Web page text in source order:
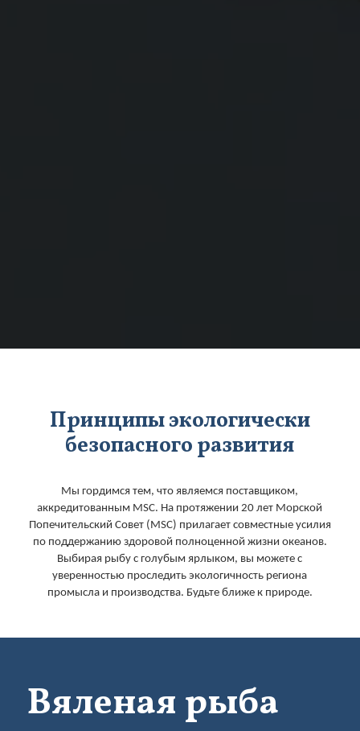
Принципы экологически
безопасного развития
Мы гордимся тем, что являемся поставщиком,
аккредитованным MSC. На протяжении 20 лет Морской
Попечительский Совет (MSC) прилагает совместные усилия
по поддержанию здоровой полноценной жизни океанов.
Выбирая рыбу с голубым ярлыком, вы можете с
уверенностью проследить экологичность региона
промысла и производства. Будьте ближе к природе.
Вяленая рыба